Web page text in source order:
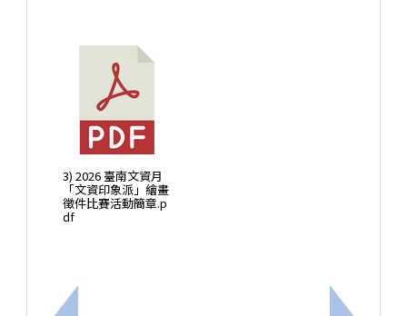
3) 2026 臺南文資月
「文資印象派」繪畫
徵件比賽活動簡章.p
df